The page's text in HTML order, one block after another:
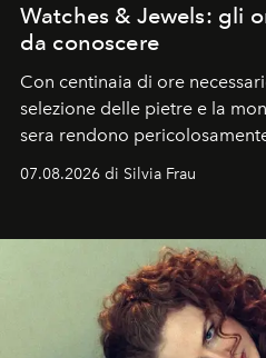
Watches & Jewels: gli
da conoscere
Con centinaia di ore
selezione delle pietre e la
sera rendono
07.08.2026 di Silvia Frau